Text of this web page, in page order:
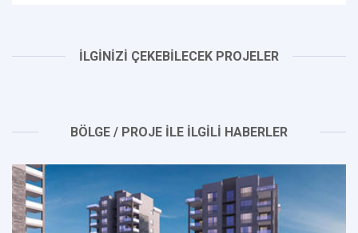
İLGİNİZİ ÇEKEBİLECEK PROJELER
BÖLGE / PROJE İLE İLGİLİ HABERLER